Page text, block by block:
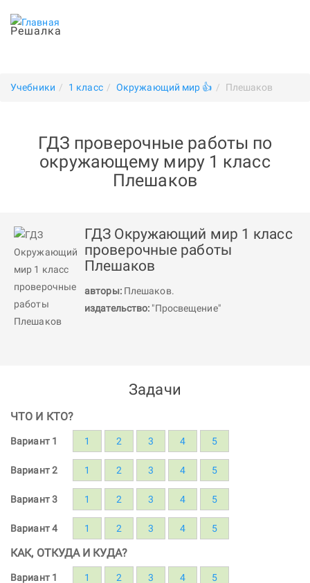
Решалка
Учебники 1 класс Окружающий мир 👍 Плешаков
ГДЗ проверочные работы по
окружающему миру 1 класс
Плешаков
ГДЗ Окружающий мир 1 класс
проверочные работы
Плешаков
авторы: Плешаков.
издательство: "Просвещение"
Задачи
ЧТО И КТО?
Вариант 1 1 2 3 4 5
Вариант 2 1 2 3 4 5
Вариант 3 1 2 3 4 5
Вариант 4 1 2 3 4 5
КАК, ОТКУДА И КУДА?
Вариант 1 1 2 3 4 5